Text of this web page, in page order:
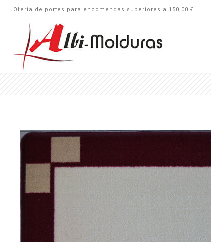
Oferta de portes para encomendas superiores a 150,00 €